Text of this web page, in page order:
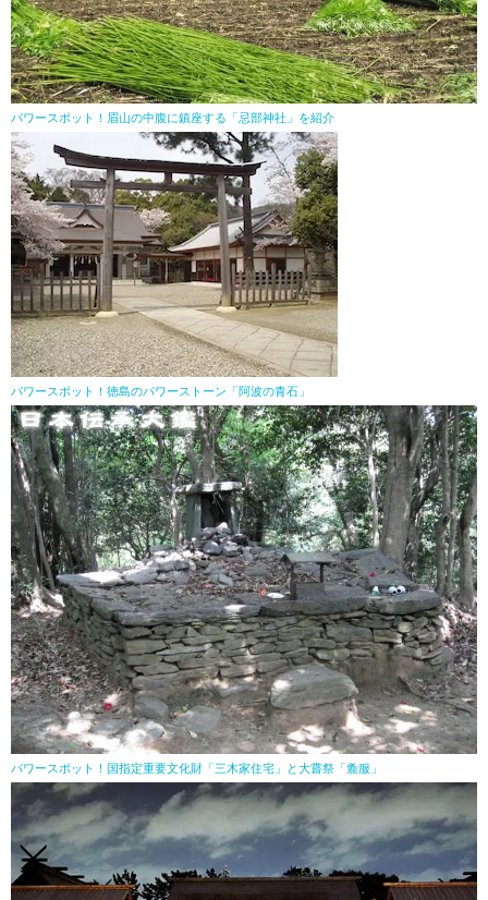
パワースポット！眉山の中腹に鎮座する「忌部神社」を紹介
パワースポット！徳島のパワーストーン「阿波の青石」
パワースポット！国指定重要文化財「三木家住宅」と大嘗祭「麁服」